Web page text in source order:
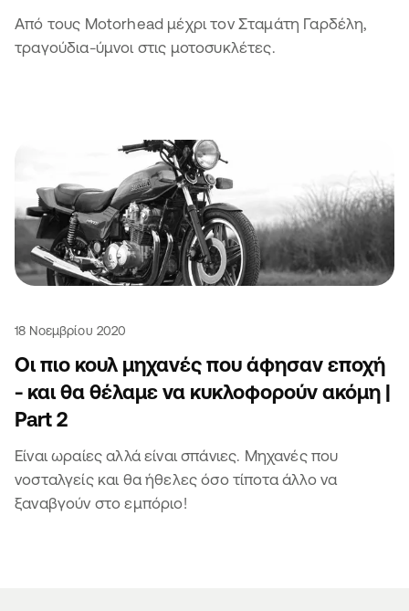
Από τους Motorhead μέχρι τον Σταμάτη Γαρδέλη,
τραγούδια-ύμνοι στις μοτοσυκλέτες.
18 Νοεμβρίου 2020
Οι πιο κουλ μηχανές που άφησαν εποχή
- και θα θέλαμε να κυκλοφορούν ακόμη |
Part 2
Είναι ωραίες αλλά είναι σπάνιες. Μηχανές που
νοσταλγείς και θα ήθελες όσο τίποτα άλλο να
ξαναβγούν στο εμπόριο!